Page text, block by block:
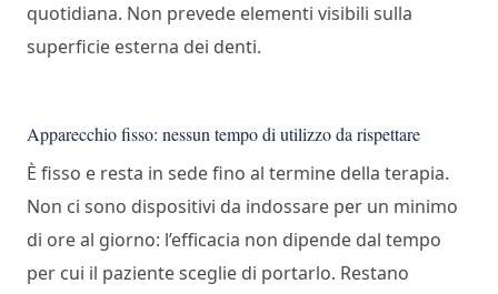
quotidiana. Non prevede elementi visibili sulla
superficie esterna dei denti.
Apparecchio fisso: nessun tempo di utilizzo da rispettare
È fisso e resta in sede fino al termine della terapia.
Non ci sono dispositivi da indossare per un minimo
di ore al giorno: l’efficacia non dipende dal tempo
per cui il paziente sceglie di portarlo. Restano